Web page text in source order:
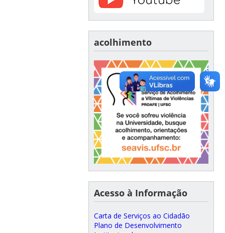
acolhimento
Acesso à Informação
Carta de Serviços ao Cidadão
Plano de Desenvolvimento